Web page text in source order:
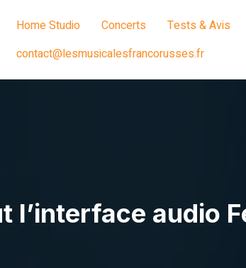
Home Studio Concerts Tests & Avis
contact@lesmusicalesfrancorusses.fr
l’interface audio